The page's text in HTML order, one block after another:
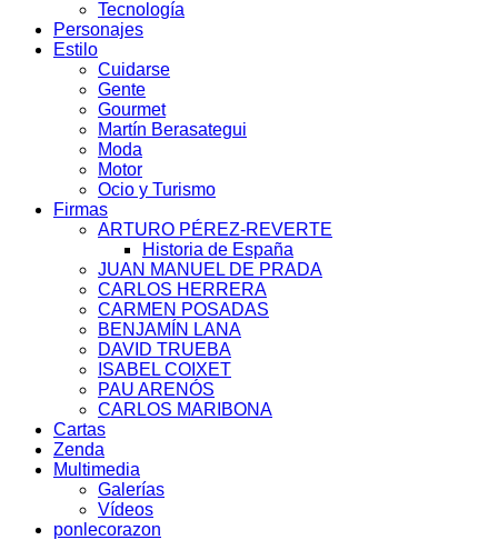
Tecnología
Personajes
Estilo
Cuidarse
Gente
Gourmet
Martín Berasategui
Moda
Motor
Ocio y Turismo
Firmas
ARTURO PÉREZ-REVERTE
Historia de España
JUAN MANUEL DE PRADA
CARLOS HERRERA
CARMEN POSADAS
BENJAMÍN LANA
DAVID TRUEBA
ISABEL COIXET
PAU ARENÓS
CARLOS MARIBONA
Cartas
Zenda
Multimedia
Galerías
Vídeos
ponlecorazon